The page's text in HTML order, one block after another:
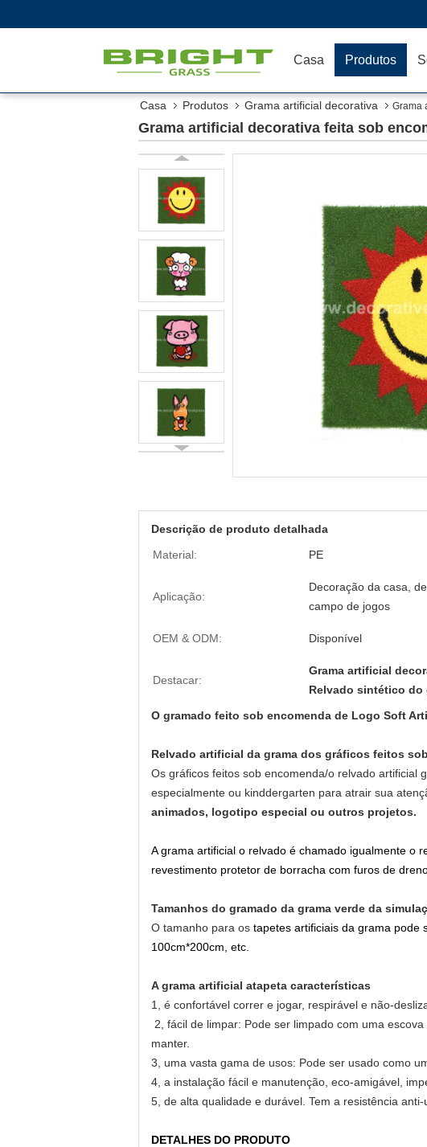
Casa Produtos
Casa Produtos Grama artificial decorativa Grama
Grama artificial decorativa feita sob
Descrição de produto detalhada
Material:
PE
Aplicação:
Decoração da casa,
campo de jogos
OEM & ODM: Disponível
Destacar:
Grama artificial
Relvado sintético do
O gramado feito sob encomenda de Logo Soft
Relvado artificial da grama dos gráficos feitos
Os gráficos feitos sob encomenda/o relvado artificial
especialmente ou kinddergarten para atrair sua
animados, logotipo especial ou outros projetos.
A grama artificial o relvado é chamado igualmente o
revestimento protetor de borracha com furos de
Tamanhos do gramado da grama verde da
O tamanho para os tapetes artificiais da grama pode
100cm*200cm, etc.
A grama artificial atapeta características
1, é confortável correr e jogar, respirável e não-
2, fácil de limpar: Pode ser limpado com uma
manter.
3, uma vasta gama de usos: Pode ser usado como
4, a instalação fácil e manutenção, eco-amigável,
5, de alta qualidade e durável. Tem a resistência
DETALHES DO PRODUTO